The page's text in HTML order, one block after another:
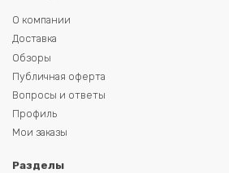
О компании
Доставка
Обзоры
Публичная оферта
Вопросы и ответы
Профиль
Мои заказы
Разделы